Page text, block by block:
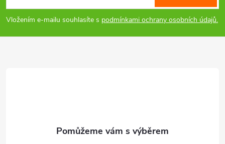
p
a
Vložením e-mailu souhlasíte s podmínkami ochrany osobních údajů.